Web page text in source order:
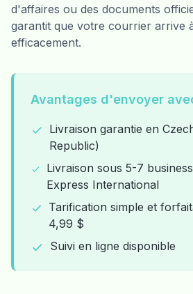
d'affaires ou des documents
garantit que votre courrier arrive
efficacement.
Avantages d'envoyer
Livraison garantie en
Republic)
Livraison sous 5-7
Express International
Tarification simple et
4,99 $
Suivi en ligne disponible